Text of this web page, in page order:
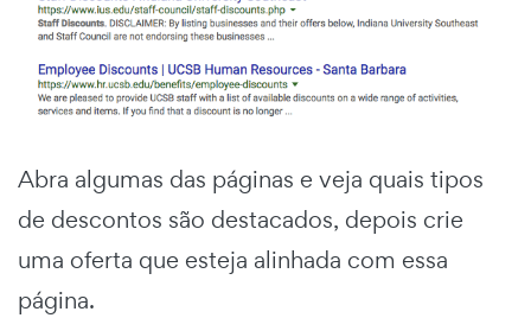
Abra algumas das páginas e veja quais tipos
de descontos são destacados, depois crie
uma oferta que esteja alinhada com essa
página.